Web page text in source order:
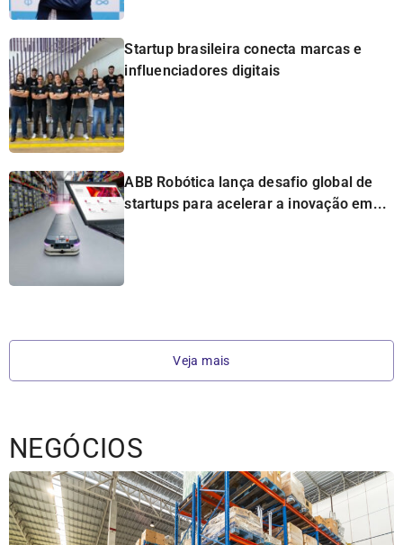
Startup brasileira conecta marcas e
influenciadores digitais
ABB Robótica lança desafio global de
startups para acelerar a inovação em...
Veja mais
NEGÓCIOS